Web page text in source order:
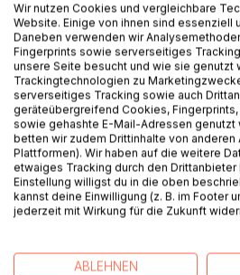
BESCHREIBUNG
Ernste und komische
Tier....
AUTOR/IN
PRESSESTIMMEN
Wir nutzen Cookies und vergleichbare
Website. Einige von ihnen sind essenziell
Daneben verwenden wir
Fingerprints sowie serverseitiges
unsere Seite besucht und wie sie genutzt
Trackingtechnologien zu
serverseitiges Tracking sowie auch
geräteübergreifend Cookies,
sowie gehashte E-Mail-Adressen genutzt
betten wir zudem Drittinhalte von anderen
Plattformen). Wir haben auf die weitere
etwaiges Tracking durch den
Einstellung willigst du in die oben
kannst deine Einwilligung (z. B. im Footer
jederzeit mit Wirkung für die Zukunft
ABLEHNEN